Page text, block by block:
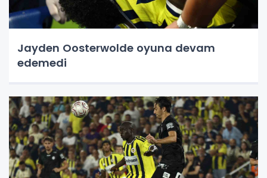
Jayden Oosterwolde oyuna devam
edemedi